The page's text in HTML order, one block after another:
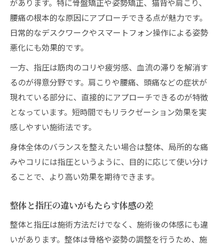
腰痛の根本的な原因にアプローチできる点が魅力です。
日常的なデスクワークやスマートフォン操作による姿勢
悪化にも効果的です。
一方、指圧は筋肉のコリや疲労感、血流の滞りを解消す
るのが得意分野です。肩こりや腰痛、頭痛などの症状が
現れている部分に、直接的にアプローチできるのが特徴
となっています。短時間でもリラクゼーション効果を実
感しやすい施術法です。
身体全体のバランスを整えたい場合は整体、局所的な痛
みやコリには指圧というように、目的に応じて使い分け
ることで、より高い効果を期待できます。
整体と指圧の違いがもたらす体感の差
整体と指圧は施術方法だけでなく、施術後の体感にも違
いがあります。整体は骨格や姿勢の調整を行うため、施